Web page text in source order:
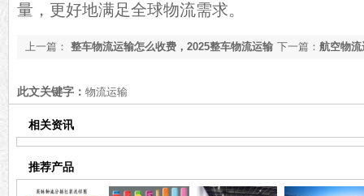
量，更好地满足全球物流需求。
下一篇： 航空物
上一篇： 整车物流运输怎么收费，2025整车物流运输
此文关键字： 物流运输
相关资讯
推荐产品